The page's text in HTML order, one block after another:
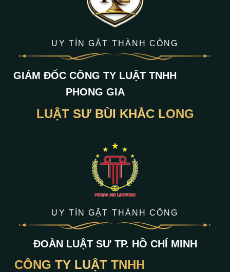
UY TÍN GẶT THÀNH CÔNG
GIÁM ĐỐC CÔNG TY LUẬT TNHH
PHONG GIA
LUẬT SƯ BÙI KHẮC LONG
UY TÍN GẶT THÀNH CÔNG
ĐOÀN LUẬT SƯ TP. HỒ CHÍ MINH
CÔNG TY LUẬT TNHH